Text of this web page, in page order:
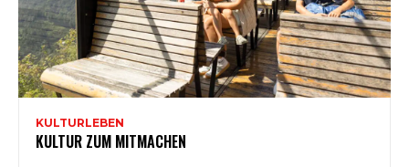
KULTURLEBEN
KULTUR ZUM MITMACHEN